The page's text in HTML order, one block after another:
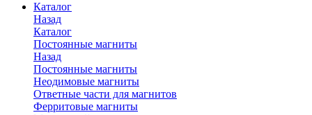
Каталог
Назад
Каталог
Постоянные магниты
Назад
Постоянные магниты
Неодимовые магниты
Ответные части для магнитов
Ферритовые магниты